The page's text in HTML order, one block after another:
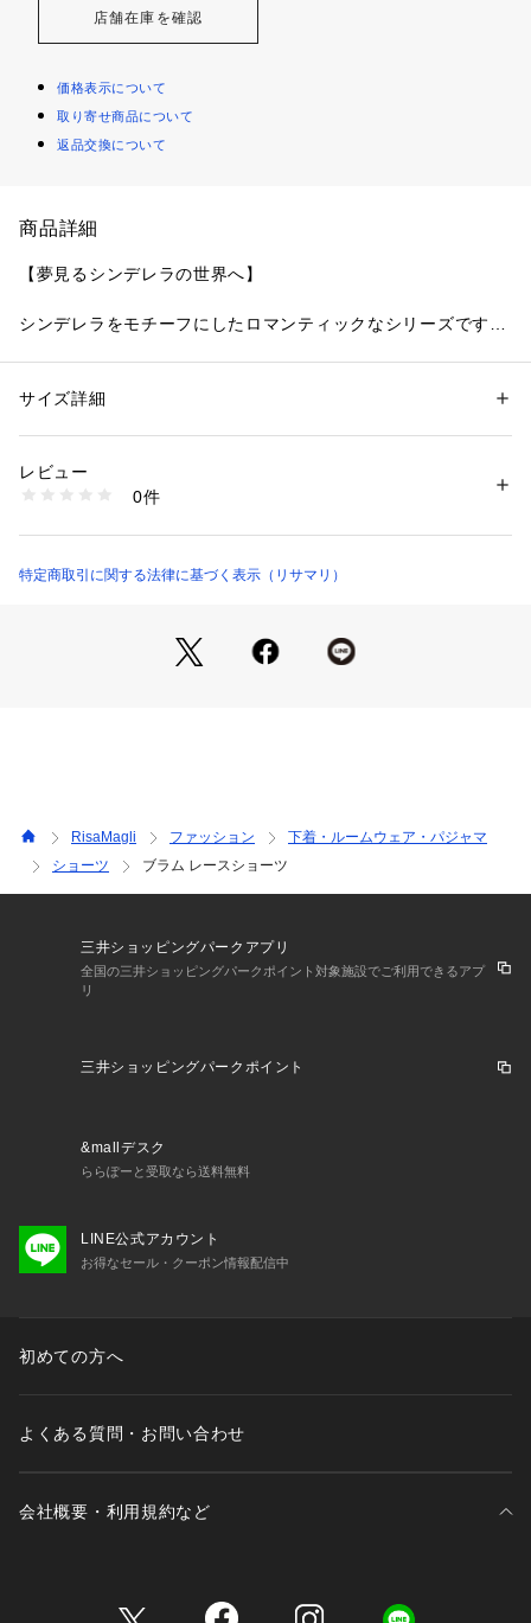
店舗在庫を確認
価格表示について
取り寄せ商品について
返品交換について
商品詳細
【夢見るシンデレラの世界へ】
シンデレラをモチーフにしたロマンティックなシリーズです。
散りばめて、シンデレラを乗せた馬車が走っているような幻想
す。
心地よくフィットします。足口にはゴムを使っていないので食
通気性がよく、快適にご着用いただけます。甘すぎず、大胆過
ぎない特別感溢れるデザインが、ラグジュアリーな大人の雰囲
＜商品仕様＞
・バック部分伸縮性：あり
・フロント部分透け感：若干あり
＜関連アイテム＞
お揃いのアイテムは以下よりご確認ください。
・62610 ブラジャー（B・C・D）
・72610 ノーマルショーツ
・72616 サニタリー
・32611 カップ付キャミソール
※照明の関係により、実際よりも色味が違って見える場合があ
性別：レディース
素材：ナイロン・ポリエステル・その他
商品番号：
N05-72611 （ショップ）
サイズ詳細
レビュー
0件
特定商取引に関する法律に基づく表示（リサマリ）
RisaMagli ファッション
下着・ルームウェア・パジャマ
ショーツ
ブラム レースショーツ
三井ショッピングパークアプリ
全国の三井ショッピングパークポイント対象施設でご利用できるアプ
リ
三井ショッピングパークポイント
&mallデスク
ららぽーと受取なら送料無料
LINE公式アカウント
お得なセール・クーポン情報配信中
初めての方へ
よくある質問・お問い合わせ
会社概要・利用規約など